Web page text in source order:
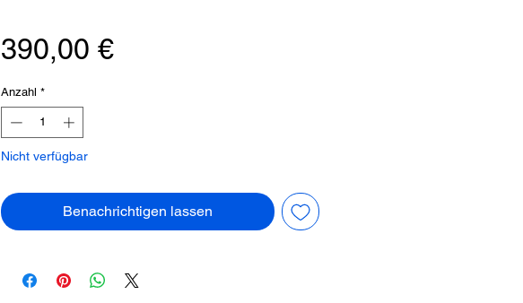
390,00 €Preis
Anzahl *
Nicht verfügbar
Benachrichtigen lassen